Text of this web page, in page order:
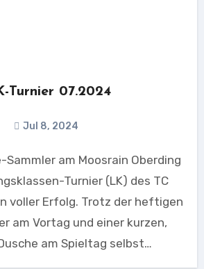
Turnier 07.2024
Jul 8, 2024
Turnier (LK) des TC
voller Erfolg. Trotz der heftigen
am Vortag und einer kurzen,
am Spieltag selbst…